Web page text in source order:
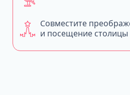
Совместите
и посещение столицы